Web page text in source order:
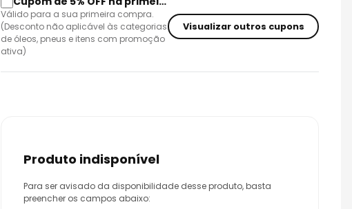
Válido para a sua primeira compra.
(Desconto não aplicável às categorias
de óleos, pneus e itens com promoção
ativa)
Visualizar outros cupons
produto indisponível
Para ser avisado da disponibilidade desse produto, basta
preencher os campos abaixo: